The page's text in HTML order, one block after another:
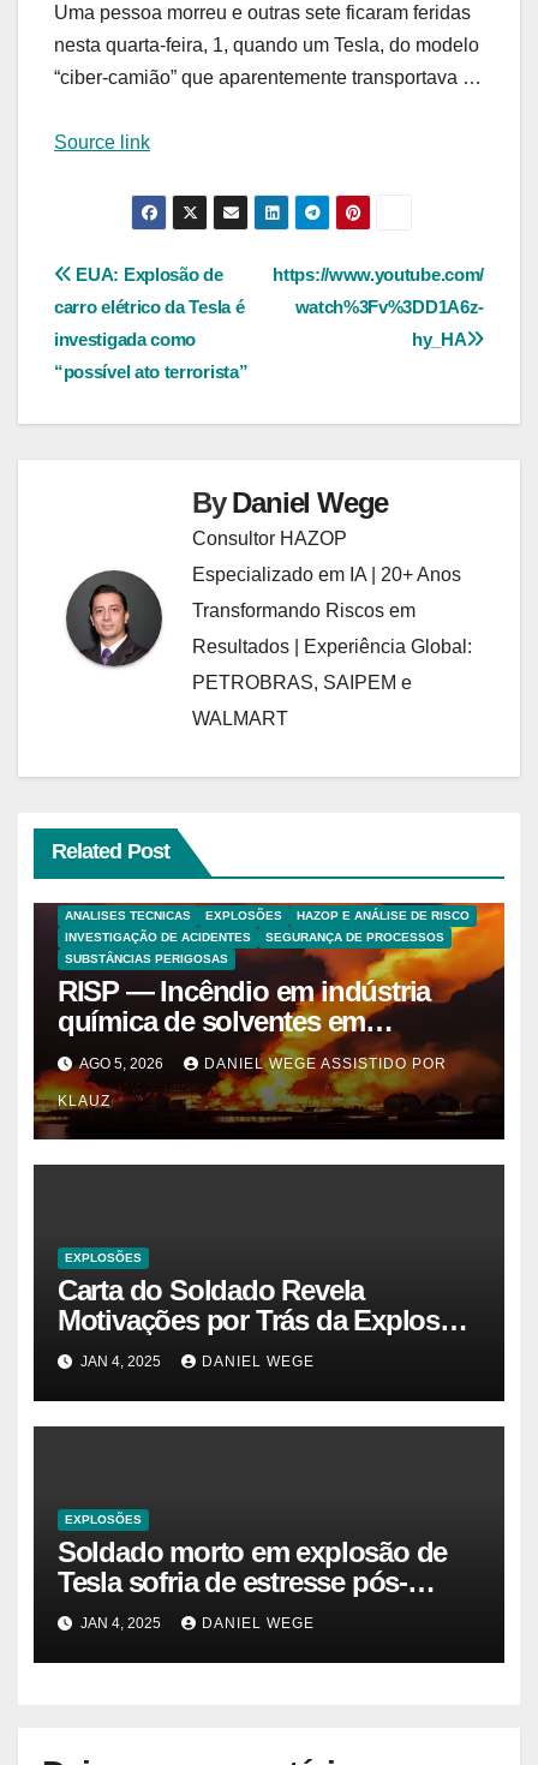
Uma pessoa morreu e outras sete ficaram feridas
nesta quarta-feira, 1, quando um Tesla, do modelo
“ciber-camião” que aparentemente transportava …
Source link
Navegação
de
Post
https://www.youtube.com/
watch%3Fv%3DD1A6z-
hy_HA
EUA: Explosão de
carro elétrico da Tesla é
investigada como
“possível ato terrorista”
ByDaniel Wege
Consultor HAZOP
Especializado em IA | 20+ Anos
Transformando Riscos em
Resultados | Experiência Global:
PETROBRAS, SAIPEM e
WALMART
Related Post
ANALISES TECNICAS EXPLOSÕES
HAZOP E ANÁLISE DE RISCO
INVESTIGAÇÃO DE ACIDENTES
SEGURANÇA DE PROCESSOS
SUBSTÂNCIAS PERIGOSAS
RISP — Incêndio em indústria
química de solventes em
Itaquaquecetuba/SP
(UNIQUIMA/Quema)
AGO 5, 2026 DANIEL WEGE ASSISTIDO POR
KLAUZ
EXPLOSÕES
Carta do Soldado Revela
Motivações por Trás da Explosão
do Cybertruck em Las Vegas –
Gazeta Brasil
JAN 4, 2025 DANIEL WEGE
EXPLOSÕES
Soldado morto em explosão de
Tesla sofria de estresse pós-
traumático e temia ‘colapso’ dos
JAN 4, 2025 DANIEL WEGE